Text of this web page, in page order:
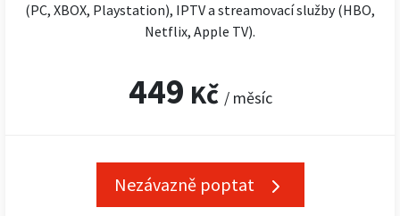
(PC, XBOX, Playstation), IPTV a streamovací služby (HBO,
Netflix, Apple TV).
449 Kč / měsíc
Nezávazně poptat